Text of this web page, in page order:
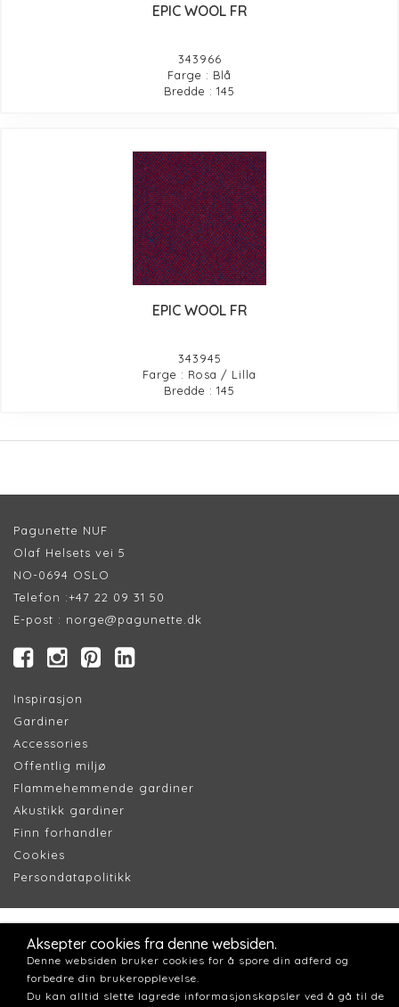
EPIC WOOL FR
343966
Farge : Blå
Bredde : 145
EPIC WOOL FR
343945
Farge : Rosa / Lilla
Bredde : 145
Pagunette NUF
Olaf Helsets vei 5
NO-0694 OSLO
Telefon :+47 22 09 31 50
E-post : norge@pagunette.dk
Inspirasjon
Gardiner
Accessories
Offentlig miljø
Flammehemmende gardiner
Akustikk gardiner
Finn forhandler
Cookies
Persondatapolitikk
Aksepter cookies fra denne websiden.
Denne websiden bruker cookies for å spore din adferd og
forbedre din brukeropplevelse.
Du kan alltid slette lagrede informasjonskapsler ved å gå til de